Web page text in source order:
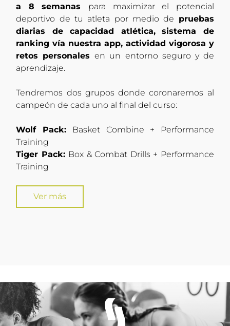
a 8 semanas para maximizar el potencial
deportivo de tu atleta por medio de pruebas
diarias de capacidad atlética,
sistema de
ranking vía nuestra app, actividad vigorosa y
retos personalesen un entorno seguro y de
aprendizaje.
Tendremos dos grupos donde coronaremos al
campeón de cada uno al final del curso:
Wolf Pack: Basket Combine + Performance
Training
Tiger Pack: Box & Combat Drills + Performance
Training
Ver más